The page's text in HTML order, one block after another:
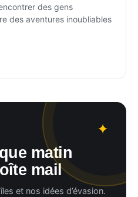
des gens
des aventures inoubliables
matin
mail
et nos idées d’évasion.